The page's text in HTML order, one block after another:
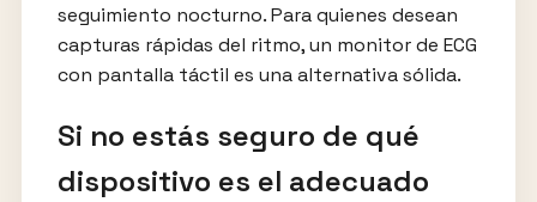
seguimiento nocturno. Para quienes desean
capturas rápidas del ritmo, un monitor de ECG
con pantalla táctil es una alternativa sólida.
Si no estás seguro de qué
dispositivo es el adecuado